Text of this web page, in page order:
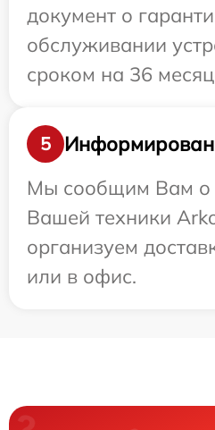
документ о
обслуживании
сроком на 36
5
Мы сообщим Вам о
Вашей техники
организуем
или в офис.